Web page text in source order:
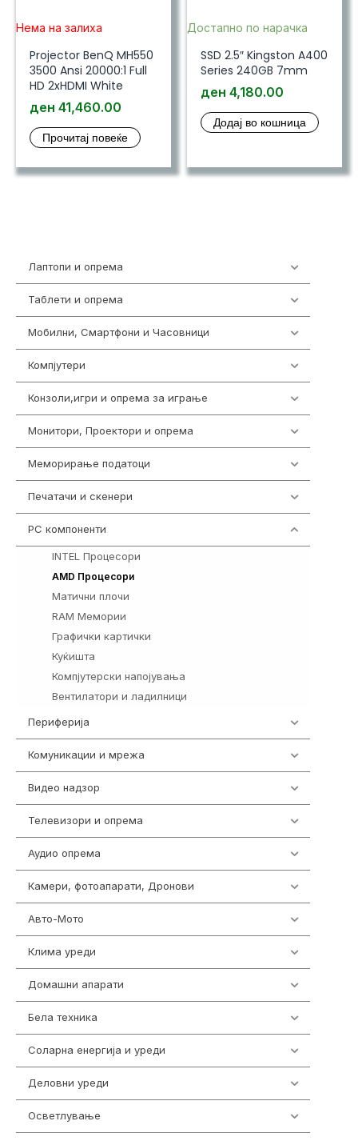
Лаптопи и опрема
Таблети и опрема
Мобилни, Смартфони и Часовници
Компјутери
Конзоли,игри и опрема за играње
Монитори, Проектори и опрема
Меморирање податоци
Печатачи и скенери
PC компоненти
INTEL Процесори
AMD Процесори
Матични плочи
RAM Мемории
Графички картички
Куќишта
Компјутерски напојувања
Вентилатори и ладилници
Периферија
Комуникации и мрежа
Видео надзор
Телевизори и опрема
Аудио опрема
Камери, фотоапарати, Дронови
Авто-Мото
Клима уреди
Домашни апарати
Бела техника
Соларна енергија и уреди
Деловни уреди
Осветлување
Нема на залиха
Projector BenQ MH550
3500 Ansi 20000:1 Full
HD 2xHDMI White
ден 41,460.00
Прочитај повеќе
Достапно по нарачка
SSD 2.5″ Kingston A400
Series 240GB 7mm
ден 4,180.00
Додај во кошница